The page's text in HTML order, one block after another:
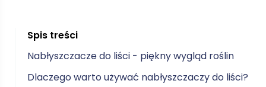
Spis treści
Nabłyszczacze do liści - piękny wygląd roślin
Dlaczego warto używać nabłyszczaczy do liści?